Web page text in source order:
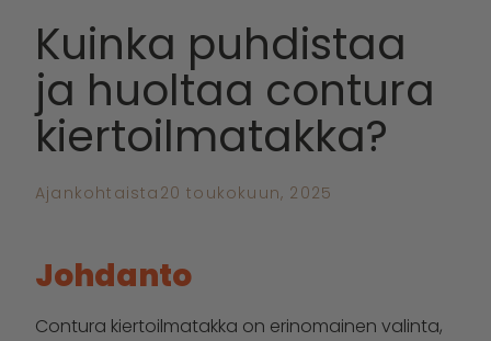
Kuinka puhdistaa
ja huoltaa contura
kiertoilmatakka?
Ajankohtaista 20 toukokuun, 2025
Johdanto
Contura kiertoilmatakka on erinomainen valinta,